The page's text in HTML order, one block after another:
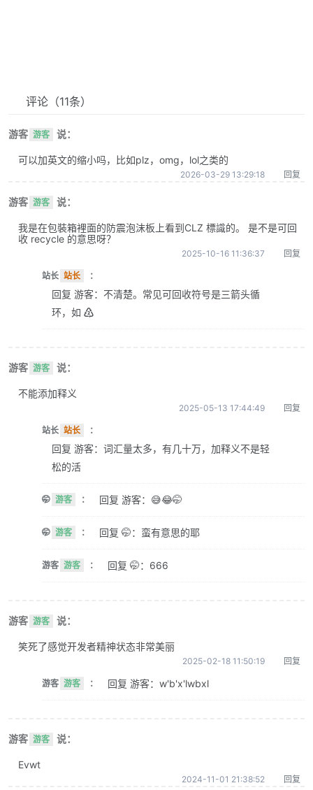
评论 （11条）
游客 游客 说：
可以加英文的缩小吗，比如plz，omg，lol之类的
2026-03-29 13:29:18 回复
游客 游客 说：
我是在包裝箱裡面的防震泡沫板上看到CLZ 標識的。 是不是可回
收 recycle 的意思呀？
2025-10-16 11:36:37 回复
站长 站长 ：
回复 游客：不清楚。常见可回收符号是三箭头循
环，如 ♴
游客 游客 说：
不能添加释义
2025-05-13 17:44:49 回复
站长 站长 ：
回复 游客：词汇量太多，有几十万，加释义不是轻
松的活
🤭 游客 ： 回复 游客：😅😂🤭
🤭 游客 ： 回复 🤭：蛮有意思的耶
游客 游客 ： 回复 🤭：666
游客 游客 说：
笑死了感觉开发者精神状态非常美丽
2025-02-18 11:50:19 回复
游客 游客 ： 回复 游客：w'b'x'lwbxl
游客 游客 说：
Evwt
2024-11-01 21:38:52 回复